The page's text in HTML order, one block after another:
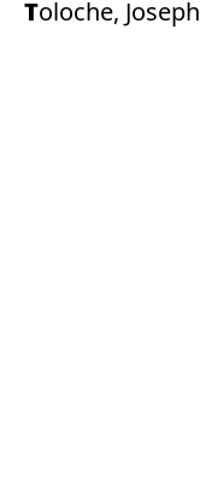
Toloche, Joseph